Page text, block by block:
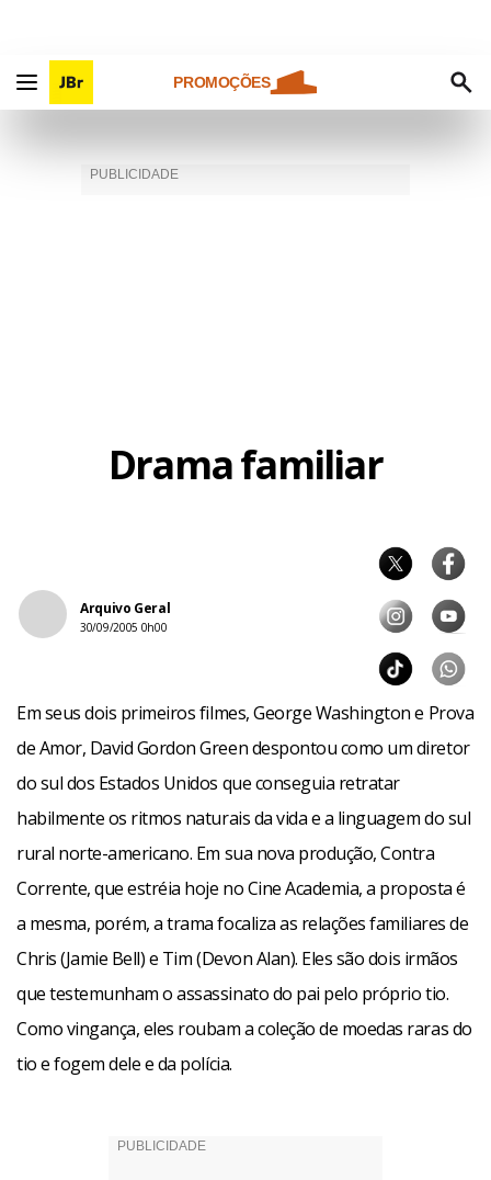
PROMOÇÕES
Drama familiar
Arquivo Geral
30/09/2005 0h00
Em seus dois primeiros filmes, George Washington e Prova
de Amor, David Gordon Green despontou como um diretor
do sul dos Estados Unidos que conseguia retratar
habilmente os ritmos naturais da vida e a linguagem do sul
rural norte-americano. Em sua nova produção, Contra
Corrente, que estréia hoje no Cine Academia, a proposta é
a mesma, porém, a trama focaliza as relações familiares de
Chris (Jamie Bell) e Tim (Devon Alan). Eles são dois irmãos
que testemunham o assassinato do pai pelo próprio tio.
Como vingança, eles roubam a coleção de moedas raras do
tio e fogem dele e da polícia.